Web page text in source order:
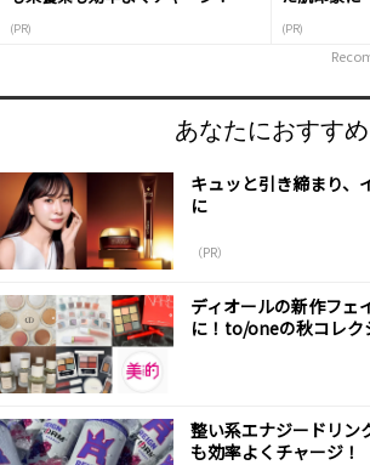
(PR) (PR)
あなたにおすすめ
キュッと引き締まり、
に
（PR）
ディオールの新作フェ
に！to/oneの秋コレク
整い系エナジードリン
も効率よくチャージ！